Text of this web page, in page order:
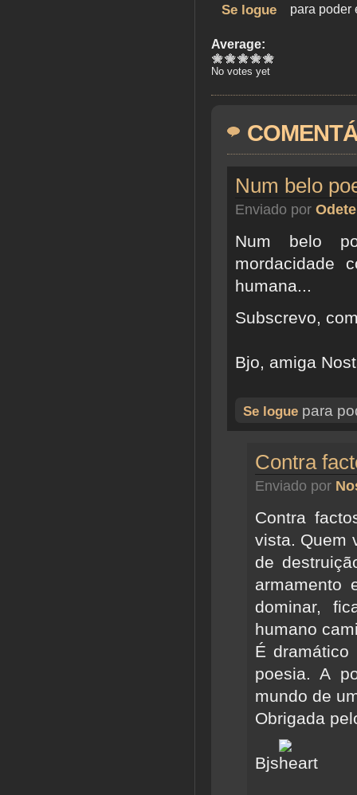
Se logue para poder
Average:
No votes yet
Num belo
Enviado por
Num belo
mordacidade
humana...
Subscrevo,
Bjo, amiga
Se logue para
Contra
Enviado por
Contra
vista. Quem
de
armamento
dominar,
humano
É
poesia. A
mundo de
Obrigada
Bjs